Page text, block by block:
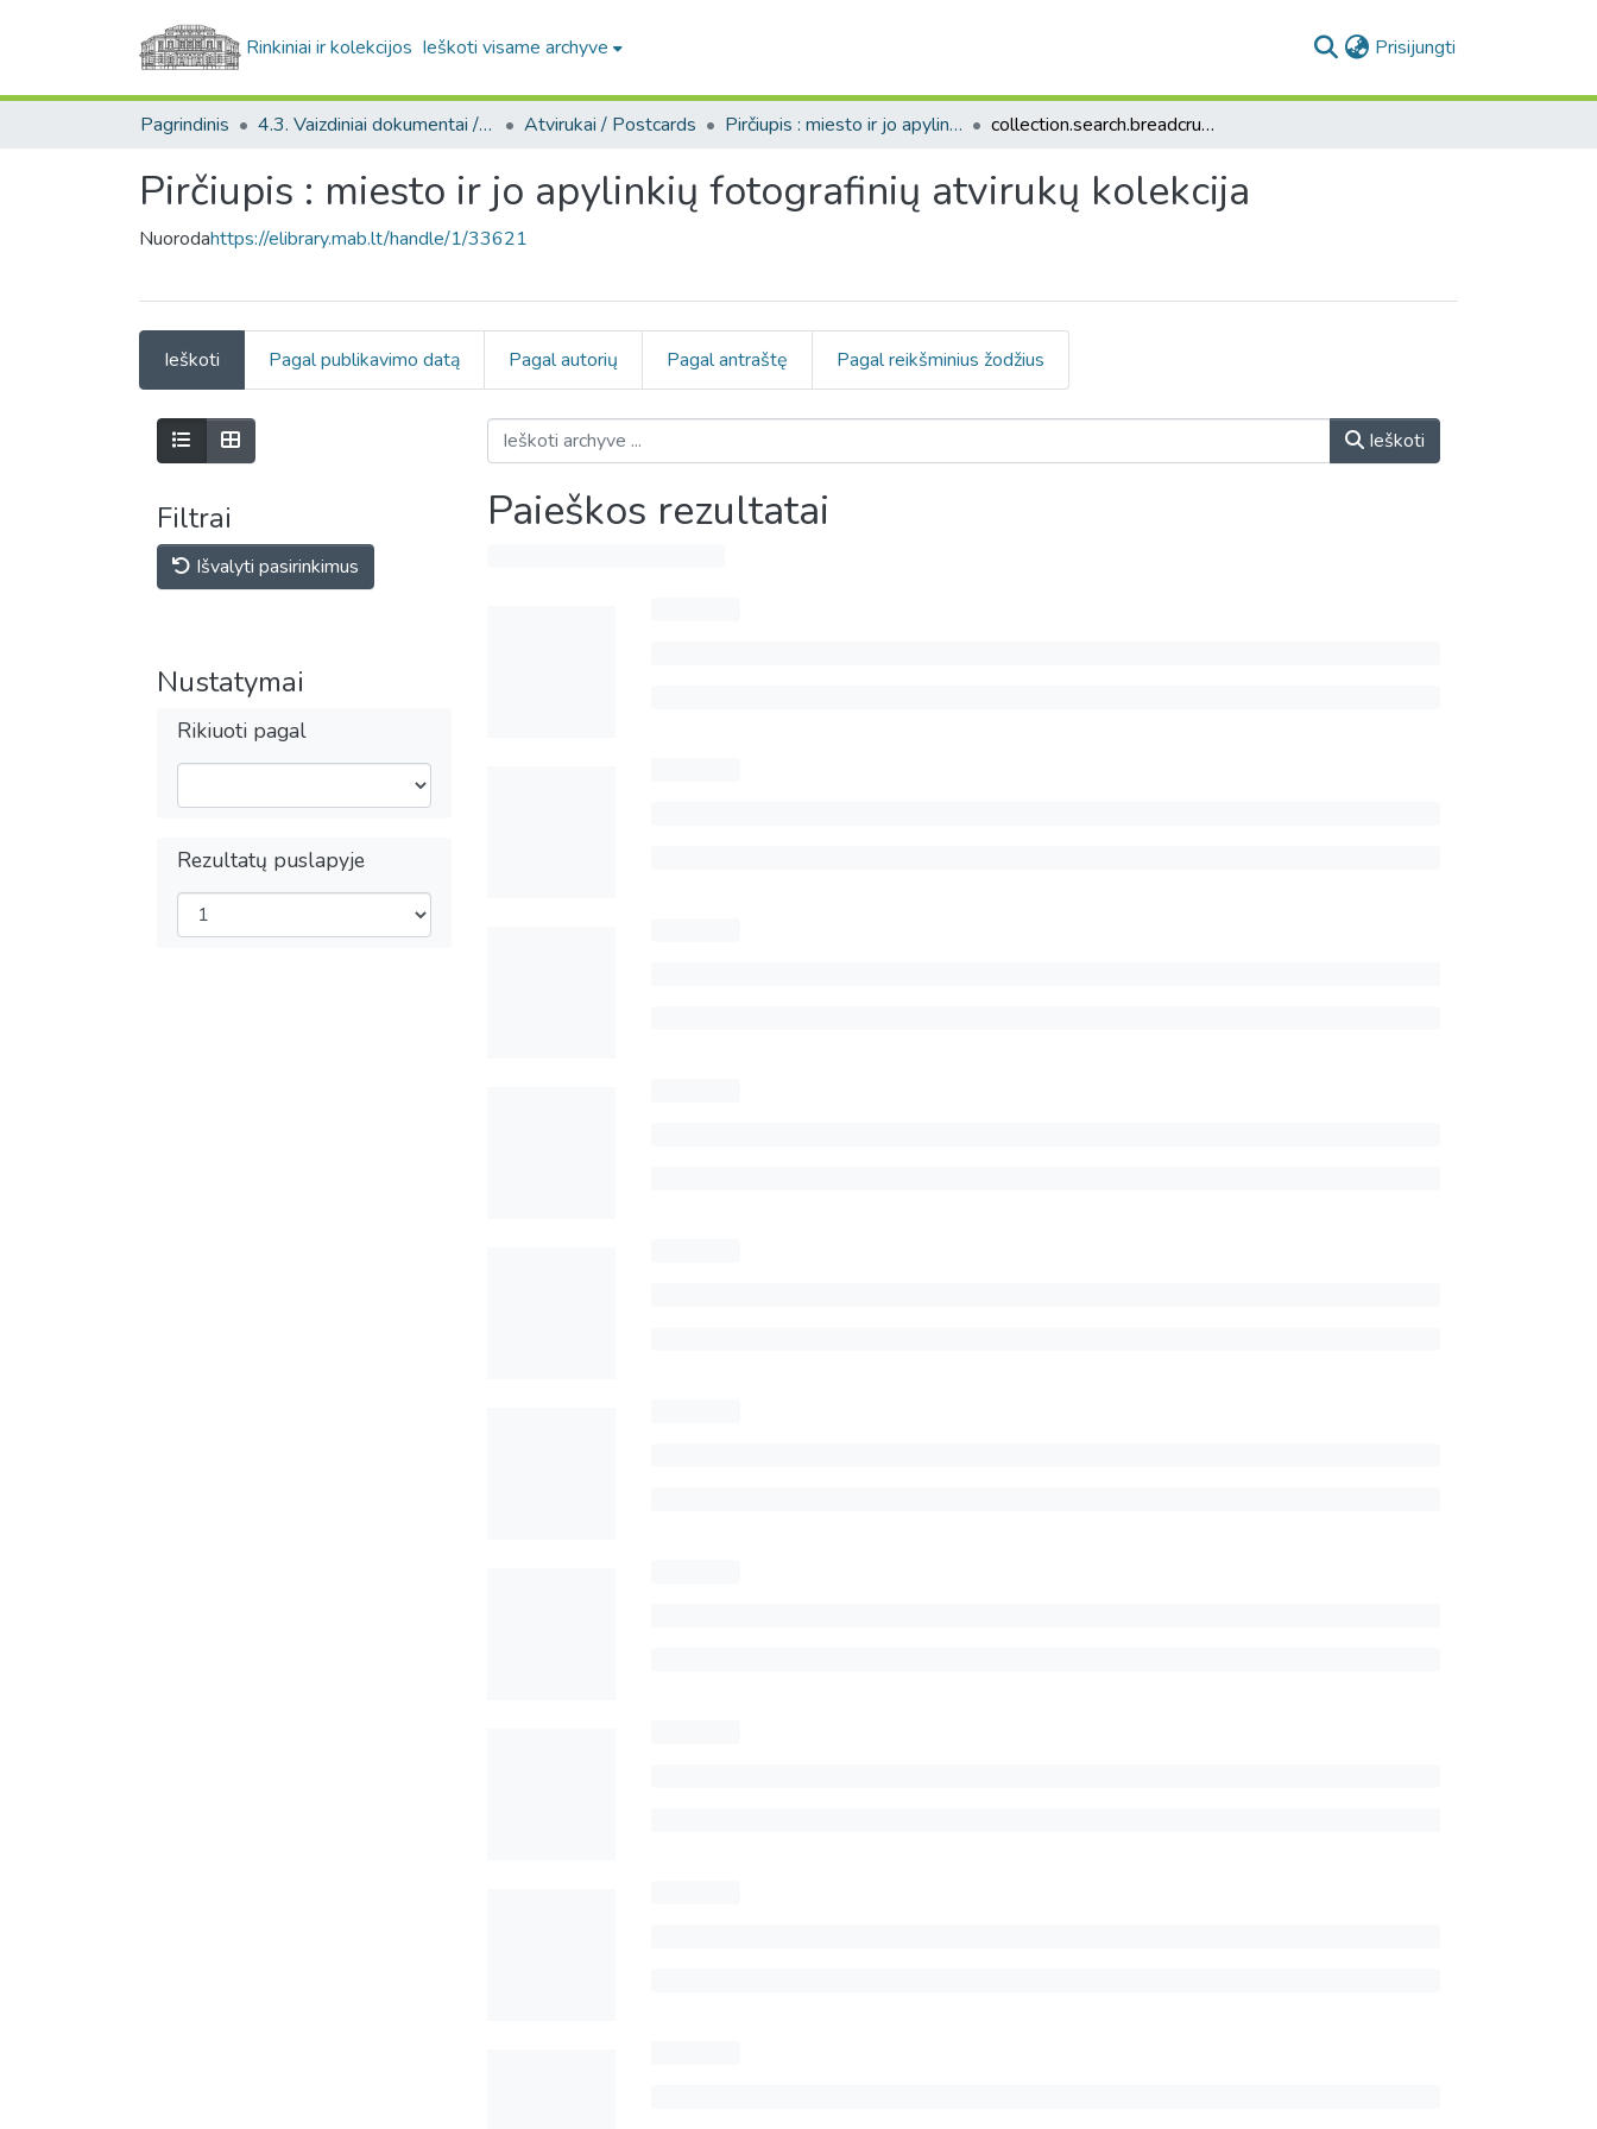
Rinkiniai ir kolekcijos Ieškoti visame archyve Prisijungti
Pagrindinis 4.3. Vaizdiniai dokumentai / Visual documents Atvirukai / Postcards Pirčiupis : miesto ir jo apylinkių fotografinių atvirukų kolekcija collection.search.breadcrumbs
Pirčiupis : miesto ir jo apylinkių fotografinių atvirukų kolekcija
Nuorodahttps://elibrary.mab.lt/handle/1/33621
Ieškoti Pagal publikavimo datą Pagal autorių Pagal antraštę Pagal reikšminius žodžius
Filtrai
Išvalyti pasirinkimus
Nustatymai
Rikiuoti pagal
Rezultatų puslapyje
Ieškoti
Paieškos rezultatai